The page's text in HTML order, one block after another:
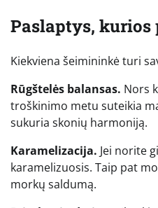
Paslaptys, kurios
Kiekviena šeimininkė turi
Rūgštelės balansas. Nors
troškinimo metu suteikia
sukuria skonių harmoniją.
Karamelizacija. Jei norite
karamelizuosis. Taip pat
morkų saldumą.